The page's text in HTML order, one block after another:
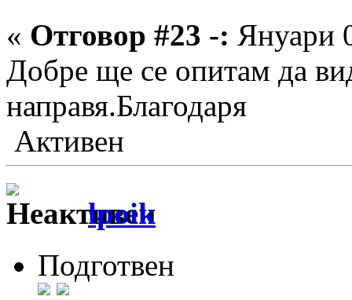
« Отговор #23 -: Януари
Добре ще се опитам да
направя.Благодаря
Активен
lpoik
Подготвен